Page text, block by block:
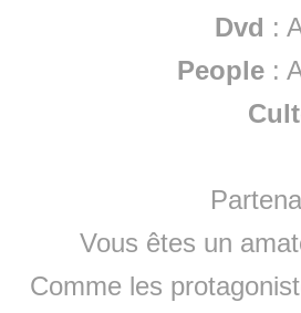
Dvd :
People :
Vous êtes un
Comme les